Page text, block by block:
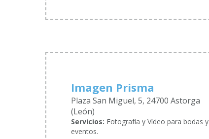
Imagen Prisma
Plaza San Miguel, 5, 24700 Astorga
(León)
Servicios: Fotografía y Vídeo para bodas y
eventos.